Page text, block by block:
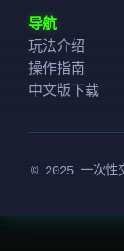
导航
玩法介绍
操作指南
中文版下载
© 2025 一次性